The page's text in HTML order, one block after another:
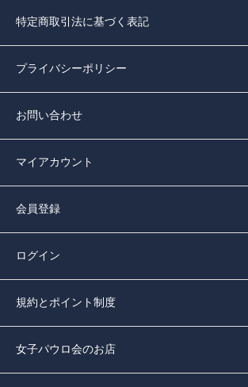
特定商取引法に基づく表記
プライバシーポリシー
お問い合わせ
マイアカウント
会員登録
ログイン
規約とポイント制度
女子パウロ会のお店